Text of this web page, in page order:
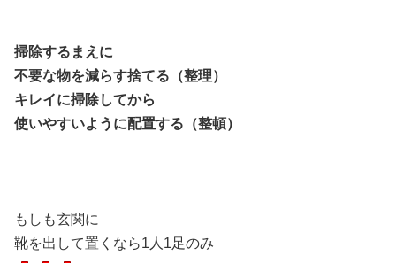
掃除するまえに
不要な物を減らす捨てる（整理）
キレイに掃除してから
使いやすいように配置する（整頓）
もしも玄関に
靴を出して置くなら1人1足のみ